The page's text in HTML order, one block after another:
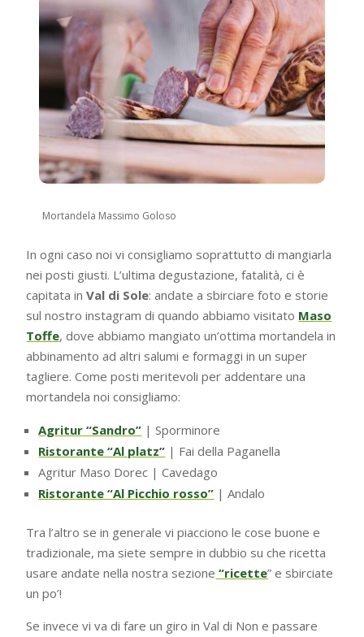
Mortandela Massimo Goloso
In ogni caso noi vi consigliamo soprattutto di mangiarla
nei posti giusti. L’ultima degustazione, fatalità, ci è
capitata inVal di Sole: andate a sbirciare foto e storie
sul nostro instagram di quando abbiamo visitato Maso
Toffe, dove abbiamo mangiato un’ottima mortandela in
abbinamento ad altri salumi e formaggi in un super
tagliere. Come posti meritevoli per addentare una
mortandela noi consigliamo:
Agritur “Sandro” | Sporminore
Ristorante “Al platz” | Fai della Paganella
Agritur Maso Dorec | Cavedago
Ristorante “Al Picchio rosso” | Andalo
Tra l’altro se in generale vi piacciono le cose buone e
tradizionale, ma siete sempre in dubbio su che ricetta
usare andate nella nostra sezione “ricette” e sbirciate
un po’!
Se invece vi va di fare un giro in Val di Non e passare